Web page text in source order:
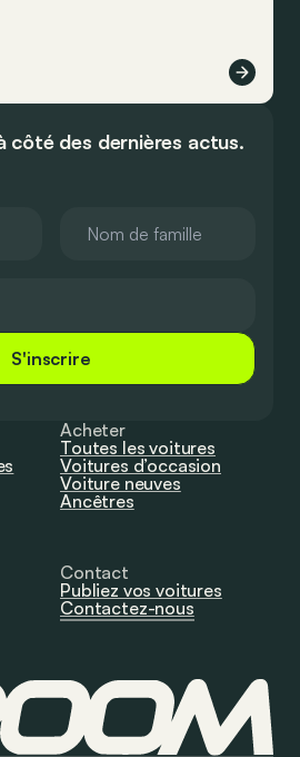
côté des dernières actus.
S'inscrire
Acheter
Toutes les voitures
Voitures d’occasion
Voiture neuves
Ancêtres
Contact
Publiez vos voitures
Contactez-nous